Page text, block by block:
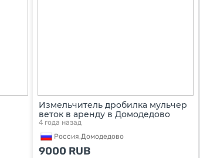
Измельчитель дробилка мульчер
веток в аренду в Домодедово
4 года назад
Россия,Домодедово
9000 RUB